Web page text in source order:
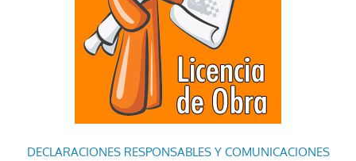
DECLARACIONES RESPONSABLES Y COMUNICACIONES